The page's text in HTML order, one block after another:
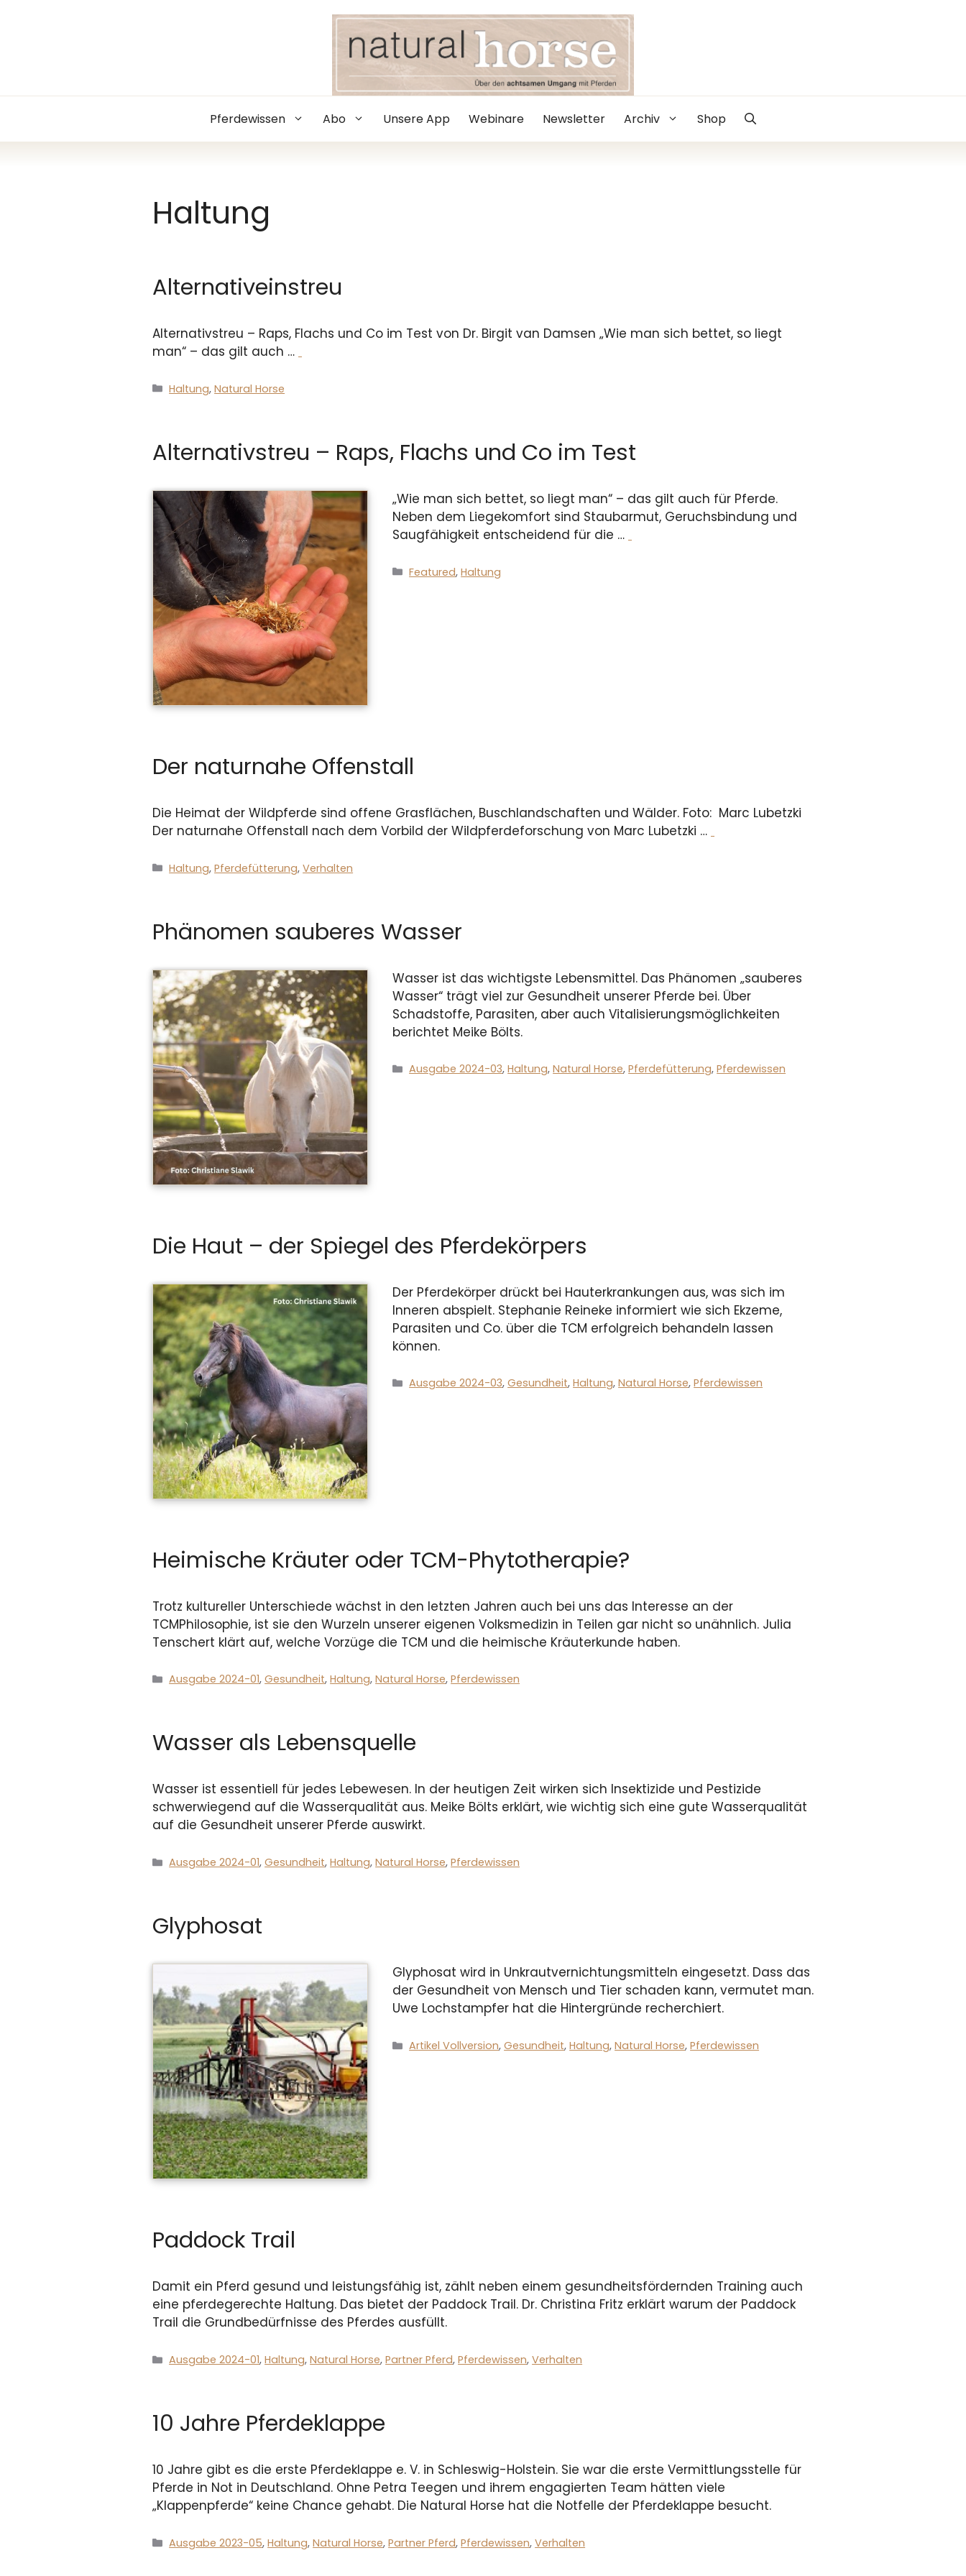
Pferdewissen Abo Unsere App Webinare Newsletter Archiv Shop
Haltung
Alternativeinstreu
Alternativstreu – Raps, Flachs und Co im Test von Dr. Birgit van Damsen „Wie man sich bettet, so liegt
man“ – das gilt auch …
Kategorien
Haltung,Natural Horse
Alternativstreu – Raps, Flachs und Co im Test
„Wie man sich bettet, so liegt man“ – das gilt auch für Pferde.
Neben dem Liegekomfort sind Staubarmut, Geruchsbindung und
Saugfähigkeit entscheidend für die …
Kategorien
Featured,Haltung
Der naturnahe Offenstall
Die Heimat der Wildpferde sind offene Grasflächen, Buschlandschaften und Wälder. Foto: Marc Lubetzki
Der naturnahe Offenstall nach dem Vorbild der Wildpferdeforschung von Marc Lubetzki …
Kategorien
Haltung,Pferdefütterung,Verhalten
Phänomen sauberes Wasser
Wasser ist das wichtigste Lebensmittel. Das Phänomen „sauberes
Wasser“ trägt viel zur Gesundheit unserer Pferde bei. Über
Schadstoffe, Parasiten, aber auch Vitalisierungsmöglichkeiten
berichtet Meike Bölts.
Kategorien
Ausgabe 2024-03,Haltung,Natural Horse,Pferdefütterung,Pferdewissen
Die Haut – der Spiegel des Pferdekörpers
Der Pferdekörper drückt bei Hauterkrankungen aus, was sich im
Inneren abspielt. Stephanie Reineke informiert wie sich Ekzeme,
Parasiten und Co. über die TCM erfolgreich behandeln lassen
können.
Kategorien
Ausgabe 2024-03,Gesundheit,Haltung,Natural Horse,Pferdewissen
Heimische Kräuter oder TCM-Phytotherapie?
Trotz kultureller Unterschiede wächst in den letzten Jahren auch bei uns das Interesse an der
TCMPhilosophie, ist sie den Wurzeln unserer eigenen Volksmedizin in Teilen gar nicht so unähnlich. Julia
Tenschert klärt auf, welche Vorzüge die TCM und die heimische Kräuterkunde haben.
Kategorien
Ausgabe 2024-01,Gesundheit,Haltung,Natural Horse,Pferdewissen
Wasser als Lebensquelle
Wasser ist essentiell für jedes Lebewesen. In der heutigen Zeit wirken sich Insektizide und Pestizide
schwerwiegend auf die Wasserqualität aus. Meike Bölts erklärt, wie wichtig sich eine gute Wasserqualität
auf die Gesundheit unserer Pferde auswirkt.
Kategorien
Ausgabe 2024-01,Gesundheit,Haltung,Natural Horse,Pferdewissen
Glyphosat
Glyphosat wird in Unkrautvernichtungsmitteln eingesetzt. Dass das
der Gesundheit von Mensch und Tier schaden kann, vermutet man.
Uwe Lochstampfer hat die Hintergründe recherchiert.
Kategorien
Artikel Vollversion,Gesundheit,Haltung,Natural Horse,Pferdewissen
Paddock Trail
Damit ein Pferd gesund und leistungsfähig ist, zählt neben einem gesundheitsfördernden Training auch
eine pferdegerechte Haltung. Das bietet der Paddock Trail. Dr. Christina Fritz erklärt warum der Paddock
Trail die Grundbedürfnisse des Pferdes ausfüllt.
Kategorien
Ausgabe 2024-01,Haltung,Natural Horse,Partner Pferd,Pferdewissen,Verhalten
10 Jahre Pferdeklappe
10 Jahre gibt es die erste Pferdeklappe e. V. in Schleswig-Holstein. Sie war die erste Vermittlungsstelle für
Pferde in Not in Deutschland. Ohne Petra Teegen und ihrem engagierten Team hätten viele
„Klappenpferde“ keine Chance gehabt. Die Natural Horse hat die Notfelle der Pferdeklappe besucht.
Kategorien
Ausgabe 2023-05,Haltung,Natural Horse,Partner Pferd,Pferdewissen,Verhalten